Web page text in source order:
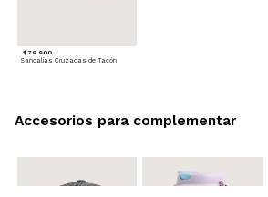
$ 79.900
Sandalias Cruzadas de Tacón
Accesorios para complementar